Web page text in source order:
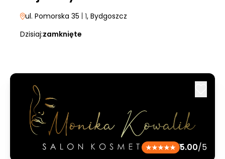
ul. Pomorska 35 | 1, Bydgoszcz
Dzisiaj:zamknięte
5.00/5